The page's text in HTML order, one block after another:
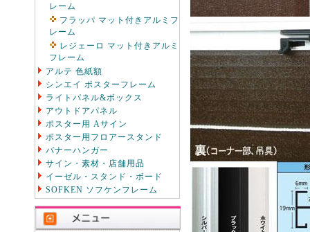
レーム
フラッパ マット付きアルミフ
レーム
レジェーロ マット付きアルミ
フレーム
アルテ 色紙額
シンエイ ポスターフレーム
ライトパネル&ボックス
アウトドアパネル
ポスター用 Aサイン
ポスター用フロアースタンド
バナーハンガー
サイン・素材・店舗用品
イーゼル・スタンド・ボード
SOFKEN ソフケンフレーム